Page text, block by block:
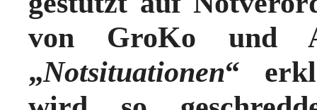
von GroKo und
„Notsituationen“